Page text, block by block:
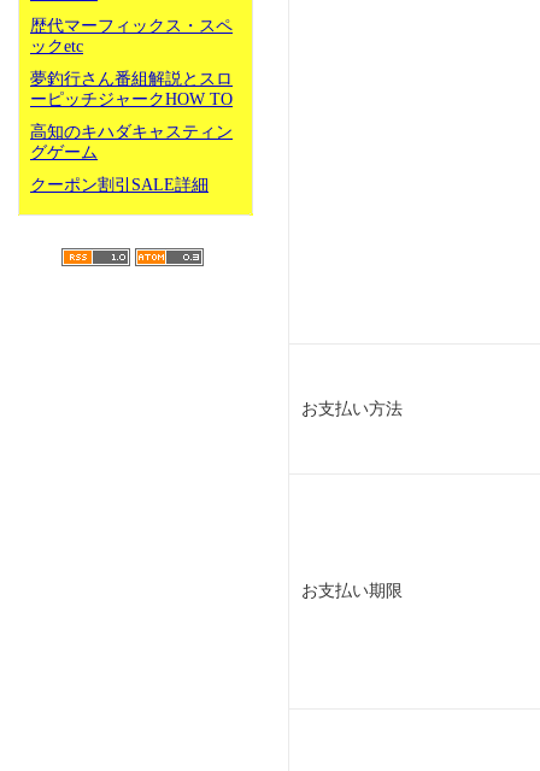
歴代マーフィックス・スペ
ックetc
夢釣行さん番組解説とスロ
ーピッチジャークHOW TO
高知のキハダキャスティン
グゲーム
クーポン割引SALE詳細
お支払い方法
お支払い期限